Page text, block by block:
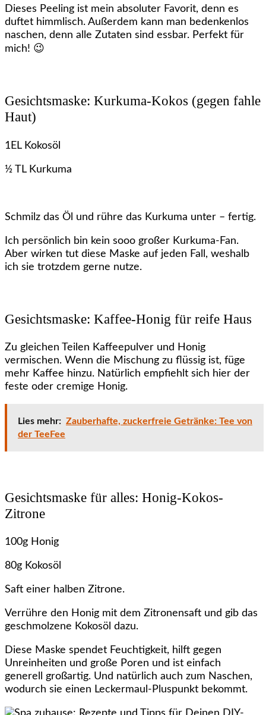
Dieses Peeling ist mein absoluter Favorit, denn es
duftet himmlisch. Außerdem kann man bedenkenlos
naschen, denn alle Zutaten sind essbar. Perfekt für
mich! 😉
Gesichtsmaske: Kurkuma-Kokos (gegen fahle
Haut)
1EL Kokosöl
½ TL Kurkuma
Schmilz das Öl und rühre das Kurkuma unter – fertig.
Ich persönlich bin kein sooo großer Kurkuma-Fan.
Aber wirken tut diese Maske auf jeden Fall, weshalb
ich sie trotzdem gerne nutze.
Gesichtsmaske: Kaffee-Honig für reife Haus
Zu gleichen Teilen Kaffeepulver und Honig
vermischen. Wenn die Mischung zu flüssig ist, füge
mehr Kaffee hinzu. Natürlich empfiehlt sich hier der
feste oder cremige Honig.
Lies mehr: Zauberhafte, zuckerfreie Getränke: Tee von
der TeeFee
Gesichtsmaske für alles: Honig-Kokos-
Zitrone
100g Honig
80g Kokosöl
Saft einer halben Zitrone.
Verrühre den Honig mit dem Zitronensaft und gib das
geschmolzene Kokosöl dazu.
Diese Maske spendet Feuchtigkeit, hilft gegen
Unreinheiten und große Poren und ist einfach
generell großartig. Und natürlich auch zum Naschen,
wodurch sie einen Leckermaul-Pluspunkt bekommt.